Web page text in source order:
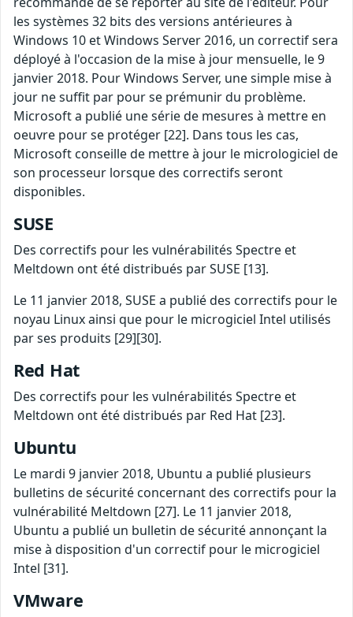
les systèmes 32 bits des versions antérieures à
Windows 10 et Windows Server 2016, un correctif sera
déployé à l'occasion de la mise à jour mensuelle, le 9
janvier 2018. Pour Windows Server, une simple mise à
jour ne suffit par pour se prémunir du problème.
Microsoft a publié une série de mesures à mettre en
oeuvre pour se protéger [22]. Dans tous les cas,
Microsoft conseille de mettre à jour le micrologiciel de
son processeur lorsque des correctifs seront
disponibles.
SUSE
Des correctifs pour les vulnérabilités Spectre et
Meltdown ont été distribués par SUSE [13].
Le 11 janvier 2018, SUSE a publié des correctifs pour le
noyau Linux ainsi que pour le microgiciel Intel utilisés
par ses produits [29][30].
Red Hat
Des correctifs pour les vulnérabilités Spectre et
Meltdown ont été distribués par Red Hat [23].
Ubuntu
Le mardi 9 janvier 2018, Ubuntu a publié plusieurs
bulletins de sécurité concernant des correctifs pour la
vulnérabilité Meltdown [27]. Le 11 janvier 2018,
Ubuntu a publié un bulletin de sécurité annonçant la
mise à disposition d'un correctif pour le microgiciel
Intel [31].
VMware